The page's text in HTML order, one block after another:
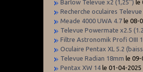
Barlow Televue x2 (1,25’’) le
Recherche oculaires
Meade 4000 UWA 4.7 le 08-
Televue Powermate x2.5
Filtre Astronomik Profi OIII
Oculaire Pentax XL 5.2
Televue Radian 18mm le
Pentax XW 14 le 01-04-2025